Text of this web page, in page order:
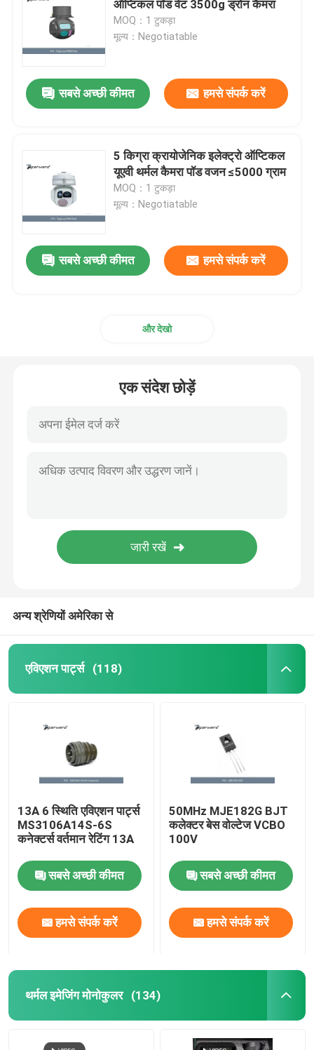
सीजे-6 विमान के पुर्जे
एंटी ड्रोन सिस्टम
खतरनाक सामान का कैबिनेट
ऑप्टिकल पॉड वेट 3500g ड्रोन कैमरा
MOQ：1 टुकड़ा
मूल्य：Negotiatable
सबसे अच्छी कीमत हमसे संपर्क करें
5 किग्रा क्रायोजेनिक इलेक्ट्रो ऑप्टिकल
यूएवी थर्मल कैमरा पॉड वजन ≤5000 ग्राम
MOQ：1 टुकड़ा
मूल्य：Negotiatable
सबसे अच्छी कीमत हमसे संपर्क करें
और देखो
एक संदेश छोड़ें
अन्य श्रेणियों अमेरिका से
एविएशन पार्ट्स (118)
13A 6 स्थिति एविएशन पार्ट्स
MS3106A14S-6S
कनेक्टर्स वर्तमान रेटिंग 13A
सबसे अच्छी कीमत
हमसे संपर्क करें
50MHz MJE182G BJT
कलेक्टर बेस वोल्टेज VCBO
100V
सबसे अच्छी कीमत
हमसे संपर्क करें
थर्मल इमेजिंग मोनोकुलर (134)